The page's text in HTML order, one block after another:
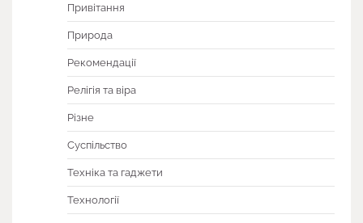
Привітання
Природа
Рекомендації
Релігія та віра
Різне
Суспільство
Техніка та гаджети
Технології